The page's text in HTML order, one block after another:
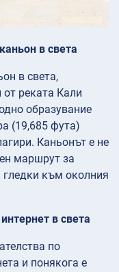
в света
в света,
реката Кали
образувание
(19,685 фута)
Каньонът е не
маршрут за
към околния
в света
по
и понякога е